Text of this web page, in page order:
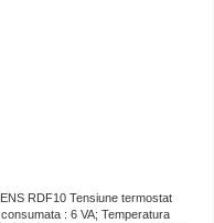
RDF10 Tensiune termostat
: 6 VA; Temperatura